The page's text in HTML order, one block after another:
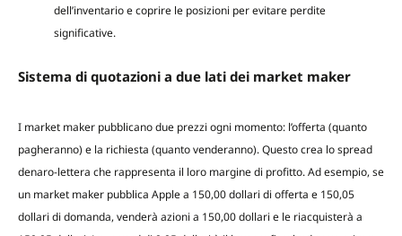
dell’inventario e coprire le posizioni per evitare perdite
significative.
Sistema di quotazioni a due lati dei market maker
I market maker pubblicano due prezzi ogni momento: l’offerta (quanto
pagheranno) e la richiesta (quanto venderanno). Questo crea lo spread
denaro-lettera che rappresenta il loro margine di profitto. Ad esempio, se
un market maker pubblica Apple a 150,00 dollari di offerta e 150,05
dollari di domanda, venderà azioni a 150,00 dollari e le riacquisterà a